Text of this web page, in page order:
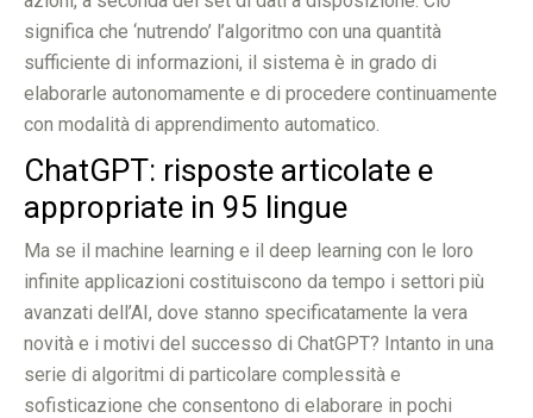
significa che ‘nutrendo’ l’algoritmo con una quantità
sufficiente di informazioni, il sistema è in grado di
elaborarle autonomamente e di procedere continuamente
con modalità di apprendimento automatico.
ChatGPT: risposte articolate e
appropriate in 95 lingue
Ma se il machine learning e il deep learning con le loro
infinite applicazioni costituiscono da tempo i settori più
avanzati dell’AI, dove stanno specificatamente la vera
novità e i motivi del successo di ChatGPT? Intanto in una
serie di algoritmi di particolare complessità e
sofisticazione che consentono di elaborare in pochi